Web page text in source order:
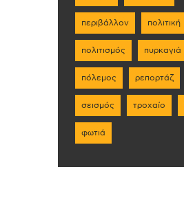
περιβάλλον πολιτική
πολιτισμός πυρκαγιά
πόλεμος ρεπορτάζ
σεισμός τροχαίο
φωτιά